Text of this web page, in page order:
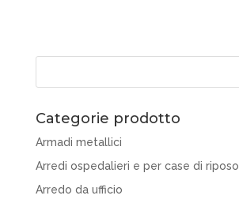
Categorie prodotto
Armadi metallici
Arredi ospedalieri e per case di riposo
Arredo da ufficio